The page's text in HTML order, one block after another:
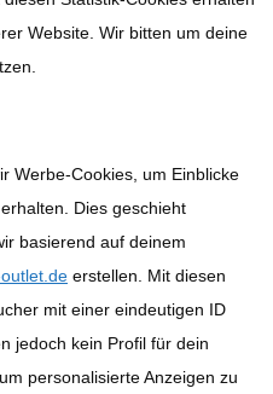
Website. Wir bitten um deine
Werbe-Cookies, um Einblicke
Dies geschieht
basierend auf deinem
erstellen. Mit diesen
mit einer eindeutigen ID
jedoch kein Profil für dein
personalisierte Anzeigen zu